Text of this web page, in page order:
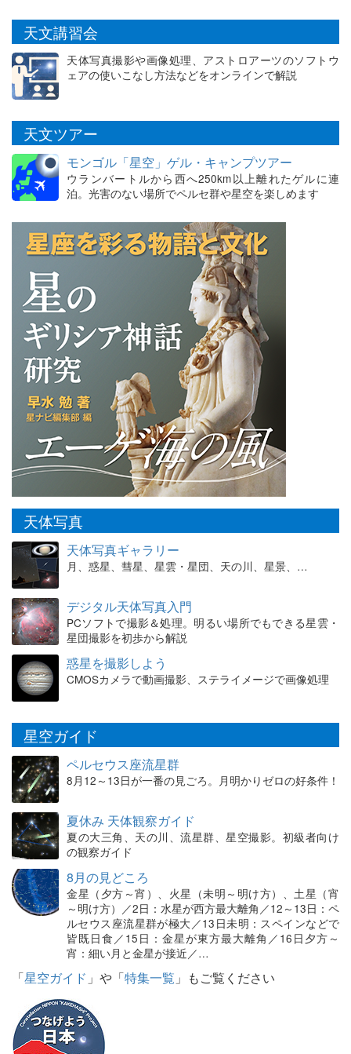
天文講習会
天体写真撮影や画像処理、アストロアーツのソフトウ
ェアの使いこなし方法などをオンラインで解説
天文ツアー
モンゴル「星空」ゲル・キャンプツアー
ウランバートルから西へ250km以上離れたゲルに連
泊。光害のない場所でペルセ群や星空を楽しめます
天体写真
天体写真ギャラリー
月、惑星、彗星、星雲・星団、天の川、星景、…
デジタル天体写真入門
PCソフトで撮影＆処理。明るい場所でもできる星雲・
星団撮影を初歩から解説
惑星を撮影しよう
CMOSカメラで動画撮影、ステライメージで画像処理
星空ガイド
ペルセウス座流星群
8月12～13日が一番の見ごろ。月明かりゼロの好条件！
夏休み 天体観察ガイド
夏の大三角、天の川、流星群、星空撮影。初級者向け
の観察ガイド
8月の見どころ
金星（夕方～宵）、火星（未明～明け方）、土星（宵
～明け方）／2日：水星が西方最大離角／12～13日：ペ
ルセウス座流星群が極大／13日未明：スペインなどで
皆既日食／15日：金星が東方最大離角／16日夕方～
宵：細い月と金星が接近／…
「星空ガイド 」や「特集一覧 」もご覧ください